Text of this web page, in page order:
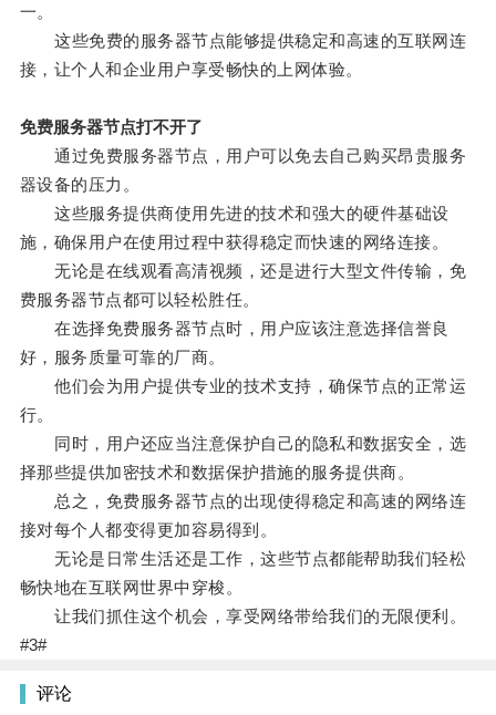
一。
这些免费的服务器节点能够提供稳定和高速的互联网连
接，让个人和企业用户享受畅快的上网体验。
免费服务器节点打不开了
通过免费服务器节点，用户可以免去自己购买昂贵服务
器设备的压力。
这些服务提供商使用先进的技术和强大的硬件基础设
施，确保用户在使用过程中获得稳定而快速的网络连接。
无论是在线观看高清视频，还是进行大型文件传输，免
费服务器节点都可以轻松胜任。
在选择免费服务器节点时，用户应该注意选择信誉良
好，服务质量可靠的厂商。
他们会为用户提供专业的技术支持，确保节点的正常运
行。
同时，用户还应当注意保护自己的隐私和数据安全，选
择那些提供加密技术和数据保护措施的服务提供商。
总之，免费服务器节点的出现使得稳定和高速的网络连
接对每个人都变得更加容易得到。
无论是日常生活还是工作，这些节点都能帮助我们轻松
畅快地在互联网世界中穿梭。
让我们抓住这个机会，享受网络带给我们的无限便利。
#3#
评论